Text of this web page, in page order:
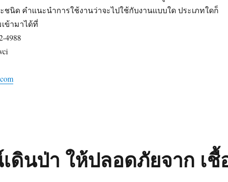
นิด คำแนะนำการใช้งานว่าจะไปใช้กับงานแบบใด ประเภทใดก็
ข้ามาได้ที่
4988
ดินป่า ให้ปลอดภัยจาก เชื้